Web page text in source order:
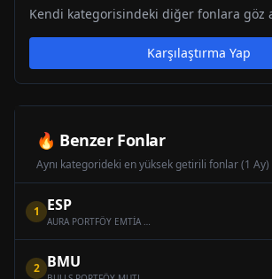
Kendi kategorisindeki diğer fonlara göz
Karşılaştırma Yap
🔥 Benzer Fonlar
Aynı kategorideki en yüksek getirili fonlar (1 Ay)
1 ESP
AURA PORTFÖY EMTİA SERBEST FON
2 BMU